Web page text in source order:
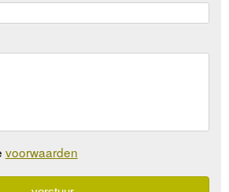
voorwaarden